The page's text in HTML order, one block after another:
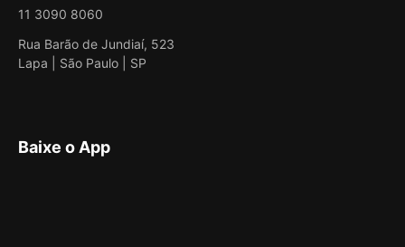
11 3090 8060
Rua Barão de Jundiaí, 523
Lapa | São Paulo | SP
Baixe o App